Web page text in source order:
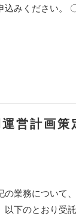
込みください。
営計画
の業務について
以下のとおり受